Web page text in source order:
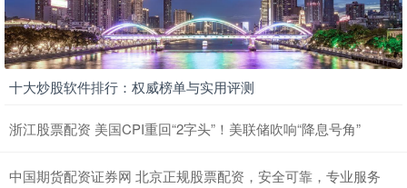
十大炒股软件排行：权威榜单与实用评测
浙江股票配资 美国CPI重回“2字头”！美联储吹响“降息号角”
中国期货配资证券网 北京正规股票配资，安全可靠，专业服务